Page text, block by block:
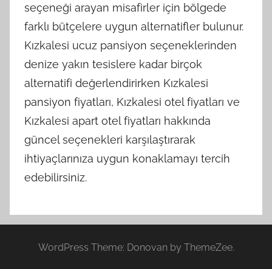
seçeneği arayan misafirler için bölgede
farklı bütçelere uygun alternatifler bulunur.
Kızkalesi ucuz pansiyon seçeneklerinden
denize yakın tesislere kadar birçok
alternatifi değerlendirirken Kızkalesi
pansiyon fiyatları, Kızkalesi otel fiyatları ve
Kızkalesi apart otel fiyatları hakkında
güncel seçenekleri karşılaştırarak
ihtiyaçlarınıza uygun konaklamayı tercih
edebilirsiniz.
WordPress Theme: Donovan by ThemeZee.